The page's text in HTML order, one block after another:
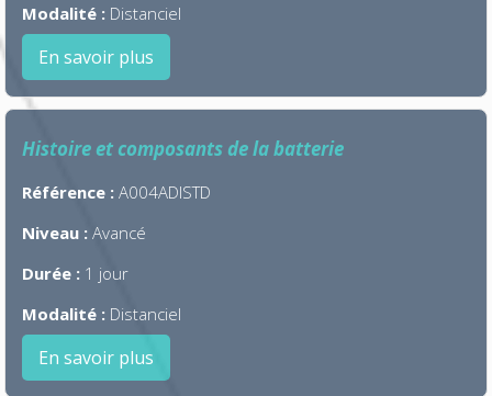
Modalité : Distanciel
En savoir plus
Histoire et composants de la batterie
Référence : A004ADISTD
Niveau : Avancé
Durée : 1 jour
Modalité : Distanciel
En savoir plus